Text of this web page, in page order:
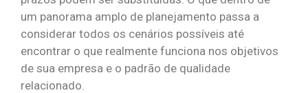
um panorama amplo de planejamento passa a
considerar todos os cenários possíveis até
encontrar o que realmente funciona nos objetivos
de sua empresa e o padrão de qualidade
relacionado.